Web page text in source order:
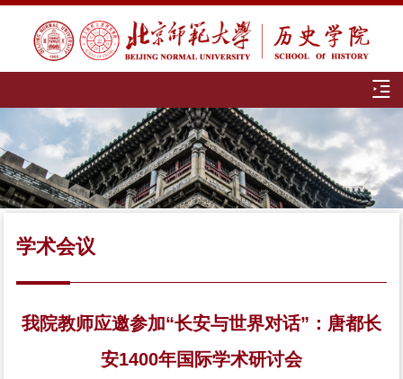
学术会议
我院教师应邀参加“长安与世界对话”：唐都长
安1400年国际学术研讨会